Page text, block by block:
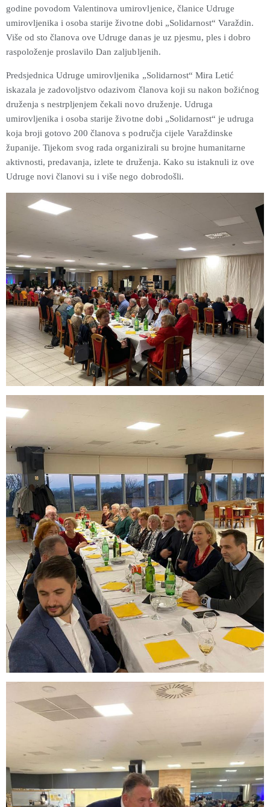
godine povodom Valentinova umirovljenice, članice Udruge
umirovljenika i osoba starije životne dobi „Solidarnost“ Varaždin.
Više od sto članova ove Udruge danas je uz pjesmu, ples i dobro
raspoloženje proslavilo Dan zaljubljenih.
Predsjednica Udruge umirovljenika „Solidarnost“ Mira Letić
iskazala je zadovoljstvo odazivom članova koji su nakon božićnog
druženja s nestrpljenjem čekali novo druženje. Udruga
umirovljenika i osoba starije životne dobi „Solidarnost“ je udruga
koja broji gotovo 200 članova s područja cijele Varaždinske
županije. Tijekom svog rada organizirali su brojne humanitarne
aktivnosti, predavanja, izlete te druženja. Kako su istaknuli iz ove
Udruge novi članovi su i više nego dobrodošli.